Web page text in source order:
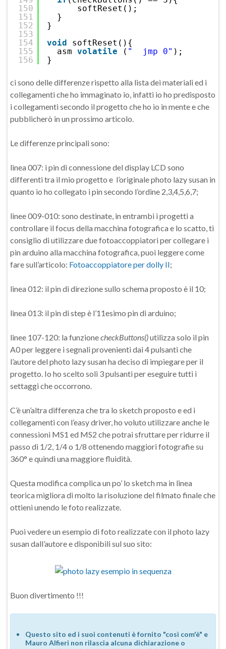
150
151
152
153
154
155
156
softReset();
}
}
void
softReset(){
asm volatile ( "  jmp 0" );
}
ci sono delle differenze rispetto alla lista dei materiali ed i
collegamenti che ho immaginato io, infatti io ho predisposto
i collegamenti secondo il progetto che ho io in mente e che
pubblicherò in un prossimo articolo.
Le differenze principali sono:
linea 007: i pin di connessione del display LCD sono
differenti tra il mio progetto e l’originale photo lazy susan in
quanto io ho collegato i pin secondo l’ordine 2,3,4,5,6,7;
linee 009-010: sono destinate, in entrambi i progetti a
controllare il focus della macchina fotografica e lo scatto, ti
consiglio di utilizzare due fotoaccoppiatori per collegare i
pin arduino alla macchina fotografica, puoi leggere come
fare sull’articolo: Fotoaccoppiatore per dolly II;
linea 012: il pin di direzione sullo schema proposto è il 10;
linea 013: il pin di step è l’11esimo pin di arduino;
linee 107-120: la funzionecheckButtons()utilizza solo il pin
A0 per leggere i segnali provenienti dai 4 pulsanti che
l’autore del photo lazy susan ha deciso di impiegare per il
progetto. Io ho scelto soli 3 pulsanti per eseguire tutti i
settaggi che occorrono.
C’è un’altra differenza che tra lo sketch proposto e ed i
collegamenti con l’easy driver, ho voluto utilizzare anche le
connessioni MS1 ed MS2 che potrai sfruttare per ridurre il
passo di 1/2, 1/4 o 1/8 ottenendo maggiori fotografie su
360° e quindi una maggiore fluidità.
Questa modifica complica un po’ lo sketch ma in linea
teorica migliora di molto la risoluzione del filmato finale che
ottieni unendo le foto realizzate.
Puoi vedere un esempio di foto realizzate con il photo lazy
susan dall’autore e disponibili sul suo sito:
Buon divertimento !!!
Questo sito ed i suoi contenuti è fornito "così com'è" e
Mauro Alfieri non rilascia alcuna dichiarazione o